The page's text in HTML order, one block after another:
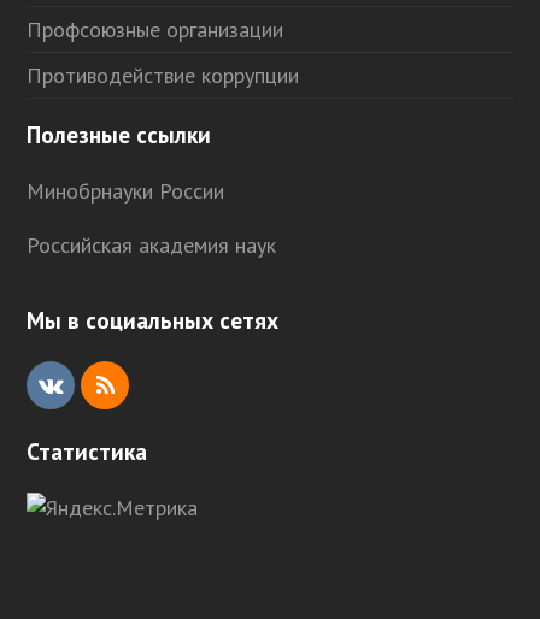
Профсоюзные организации
Противодействие коррупции
Полезные ссылки
Минобрнауки России
Российская академия наук
Мы в социальных сетях
V
R
Статистика